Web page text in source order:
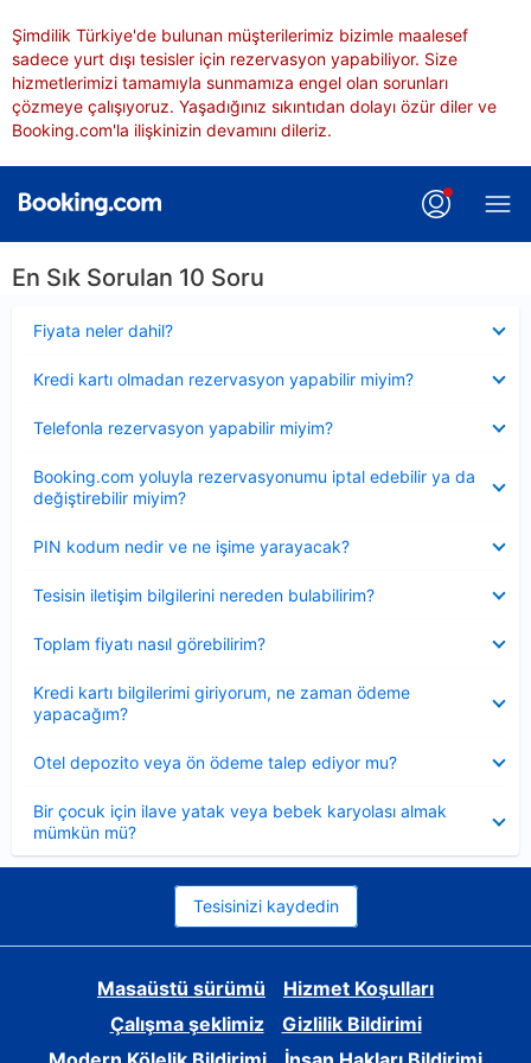
Şimdilik Türkiye'de bulunan müşterilerimiz bizimle maalesef
sadece yurt dışı tesisler için rezervasyon yapabiliyor. Size
hizmetlerimizi tamamıyla sunmamıza engel olan sorunları
çözmeye çalışıyoruz. Yaşadığınız sıkıntıdan dolayı özür diler ve
Booking.com'la ilişkinizin devamını dileriz.
En Sık Sorulan 10 Soru
Fiyata neler dahil?
Kredi kartı olmadan rezervasyon yapabilir miyim?
Telefonla rezervasyon yapabilir miyim?
Booking.com yoluyla rezervasyonumu iptal edebilir ya da
değiştirebilir miyim?
PIN kodum nedir ve ne işime yarayacak?
Tesisin iletişim bilgilerini nereden bulabilirim?
Toplam fiyatı nasıl görebilirim?
Kredi kartı bilgilerimi giriyorum, ne zaman ödeme
yapacağım?
Otel depozito veya ön ödeme talep ediyor mu?
Bir çocuk için ilave yatak veya bebek karyolası almak
mümkün mü?
Tesisinizi kaydedin
Masaüstü sürümü
Hizmet Koşulları
Çalışma şeklimiz
Gizlilik Bildirimi